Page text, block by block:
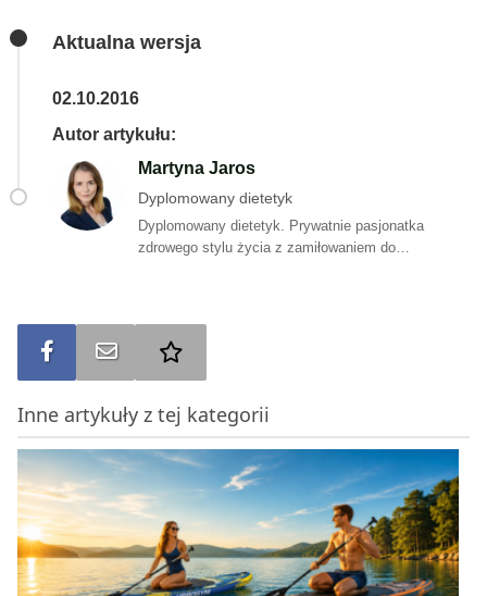
Aktualna wersja
02.10.2016
Autor artykułu:
Martyna Jaros
Dyplomowany dietetyk
Dyplomowany dietetyk. Prywatnie pasjonatka
zdrowego stylu życia z zamiłowaniem do
potrzebuje organizm. Jest autorką artykułów na
portalu bonavita.pl. Prowadzi także stronę na
Jaros”, na którą serdecznie zapraszamy! Wierzy, że
kluczem do zachowania zdrowia oraz dobrego
samopoczucia jest pełnowartościowa i różnorodna
dieta, która smakuje, a także ulubiona aktywność
fizyczna kilka razy w tygodniu.
Udostępnij na FBWyślij na e-mail
Inne artykuły z tej kategorii